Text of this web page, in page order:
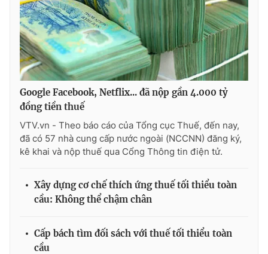
Google Facebook, Netflix... đã nộp gần 4.000 tỷ
đồng tiền thuế
VTV.vn - Theo báo cáo của Tổng cục Thuế, đến nay,
đã có 57 nhà cung cấp nước ngoài (NCCNN) đăng ký,
kê khai và nộp thuế qua Cổng Thông tin điện tử.
Xây dựng cơ chế thích ứng thuế tối thiểu toàn
cầu: Không thể chậm chân
Cấp bách tìm đối sách với thuế tối thiểu toàn
cầu